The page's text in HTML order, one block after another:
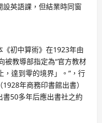
英語課，但結業時同窗
初中算術》在1923年由
被教導部指定為“官方教材
達到零的境界」。”，行
年商務印書館出書）
50多年后應出書社之約